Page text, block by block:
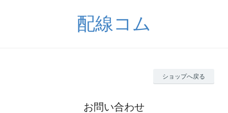
配線コム
ショップへ戻る
お問い合わせ